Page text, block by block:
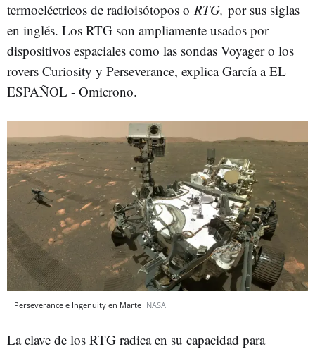
termoeléctricos de radioisótopos o RTG, por sus siglas
en inglés. Los RTG son ampliamente usados por
dispositivos espaciales como las sondas Voyager o los
rovers Curiosity y Perseverance, explica García a EL
ESPAÑOL - Omicrono.
Perseverance e Ingenuity en Marte NASA
La clave de los RTG radica en su capacidad para